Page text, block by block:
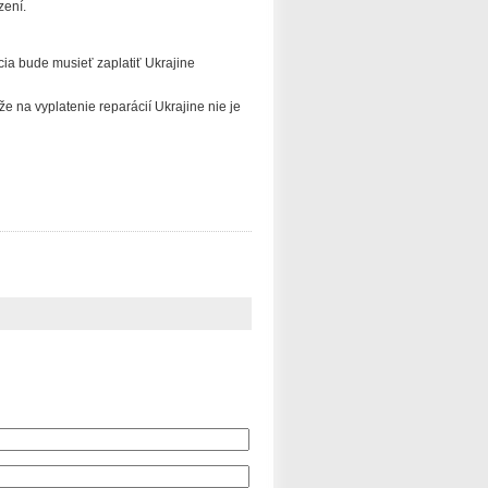
bude musieť zaplatiť Ukrajine
na vyplatenie reparácií Ukrajine nie je